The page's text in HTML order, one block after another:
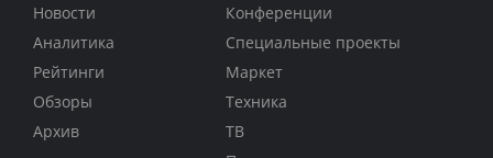
Новости
Аналитика
Рейтинги
Обзоры
Архив
Конференции
Специальные проекты
Маркет
Техника
ТВ